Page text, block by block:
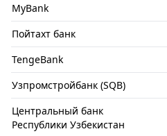
MyBank
Пойтахт банк
TengeBank
Узпромстройбанк (SQB)
Центральный банк
Республики Узбекистан